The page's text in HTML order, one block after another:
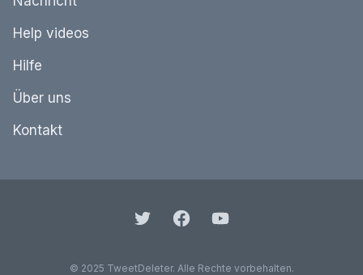
Help videos
Hilfe
Über uns
Kontakt
© 2025 TweetDeleter. Alle Rechte vorbehalten.